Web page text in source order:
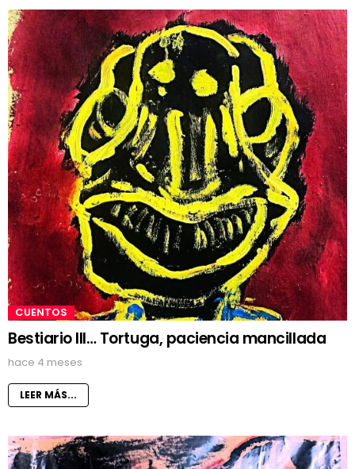
CUENTOS
Bestiario III… Tortuga, paciencia mancillada
hace 4 meses
LEER MÁS...